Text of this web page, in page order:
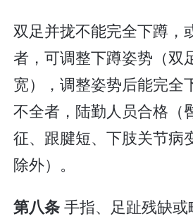
双足并拢不能完全下蹲，
者，可调整下蹲姿势（双
宽），调整姿势后能完全
不全者，陆勤人员合格（
征、跟腱短、下肢关节病
除外）。
第八条手指、足趾残缺